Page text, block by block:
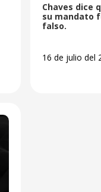
Chaves dice
su mandato
falso.
16 de julio del